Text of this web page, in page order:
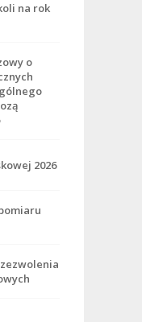
na rok
o
2026